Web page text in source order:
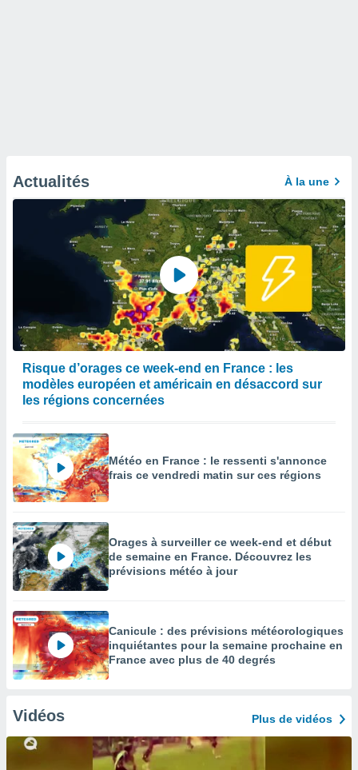
Actualités À la une
Risque d’orages ce week-end en France : les
modèles européen et américain en désaccord sur
les régions concernées
Météo en France : le ressenti s'annonce
frais ce vendredi matin sur ces régions
Orages à surveiller ce week-end et début
de semaine en France. Découvrez les
prévisions météo à jour
Canicule : des prévisions météorologiques
inquiétantes pour la semaine prochaine en
France avec plus de 40 degrés
Vidéos Plus de vidéos